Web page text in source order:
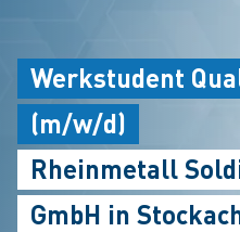
Werkstudent
(m/w/d)
Rheinmetall
GmbH in